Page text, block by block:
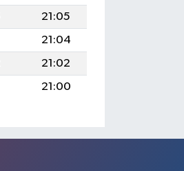
21:05
21:04
21:02
21:00